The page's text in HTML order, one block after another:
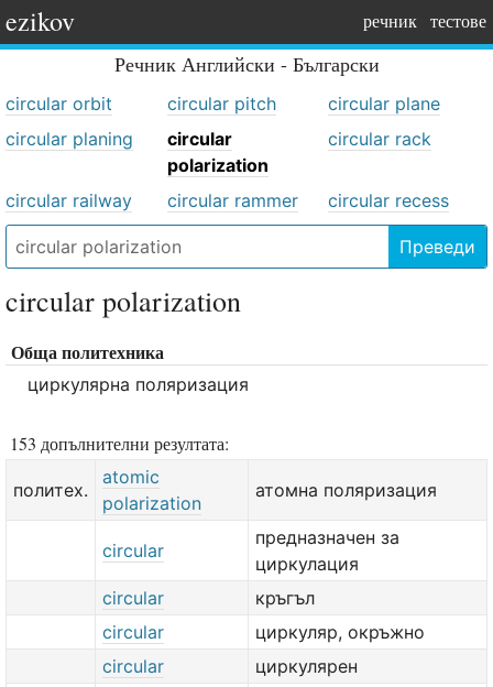
ezikov речник тестове
Речник Английски - Български
circular orbit circular pitch
circular plane
circular planing
circular
polarization
circular rack
circular railway circular rammer circular recess
Преведи
circular polarization
Обща политехника
циркулярна поляризация
153 допълнителни резултата:
политех.
atomic
polarization
атомна поляризация
circular
предназначен за
циркулация
circular
кръгъл
circular
циркуляр, окръжно
circular
циркулярен